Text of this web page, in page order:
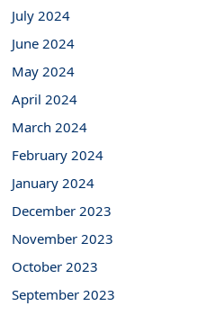
July 2024
June 2024
May 2024
April 2024
March 2024
February 2024
January 2024
December 2023
November 2023
October 2023
September 2023